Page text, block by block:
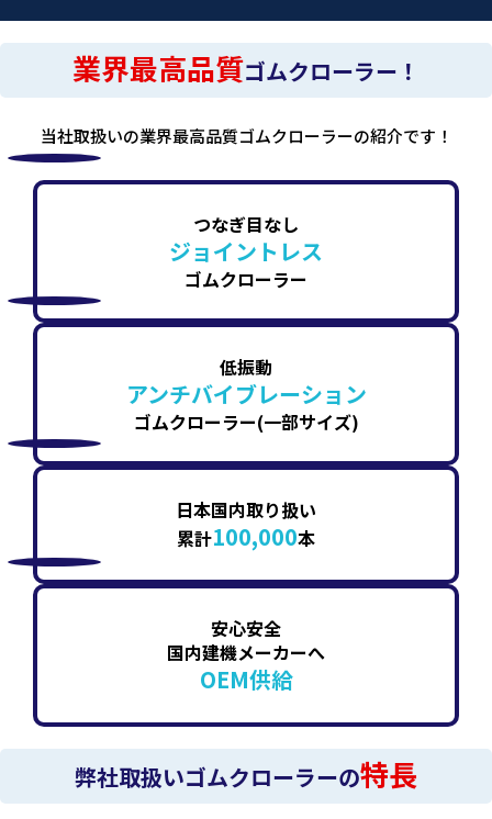
業界最高品質ゴムクローラー！
当社取扱いの業界最高品質ゴムクローラーの紹介です！
つなぎ目なし
ジョイントレス
ゴムクローラー
低振動
アンチバイブレーション
ゴムクローラー(一部サイズ)
日本国内取り扱い
累計100,000本
安心安全
国内建機メーカーへ
OEM供給
弊社取扱いゴムクローラーの特長